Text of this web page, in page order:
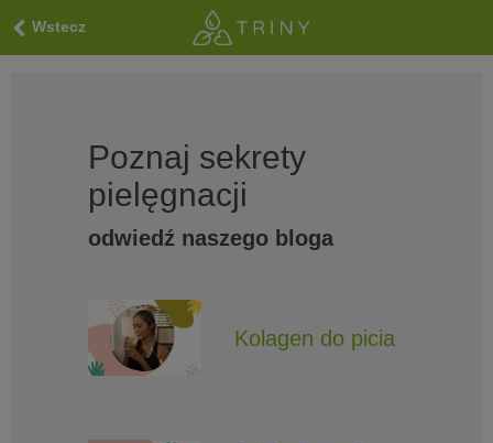
Wstecz
Poznaj sekrety
pielęgnacji
odwiedź naszego bloga
Kolagen do picia